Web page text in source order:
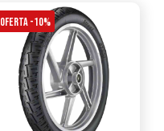
OFERTA -10%